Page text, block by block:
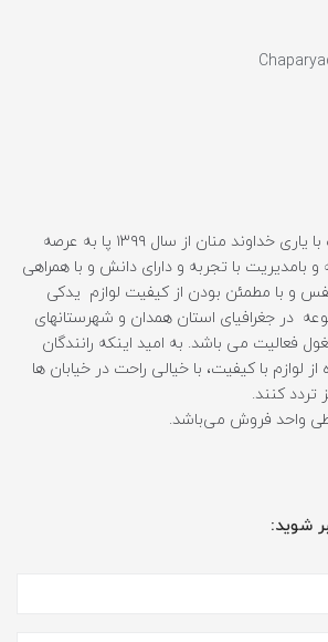
شرکت پخش چاپار یدک با یاری خداوند منان از سال ۱۳۹۹ پا به عرصه
و بامدیریت با تجربه و دارای دانش و با همراهی
و با مطمئن بودن از کیفیت لوازم یدکی
در جغرافیای استان همدان و شهرستانهای
فعالیت می باشد. به امید اینکه رانندگان
لوازم با کیفیت، با خیالی راحت در خیابان ها
تردد کنند.
شوید: